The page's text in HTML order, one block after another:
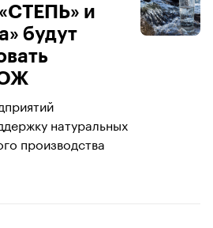
и
будут
натуральных
производства